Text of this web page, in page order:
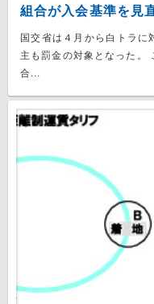
組合が入会基準を見
国交省は４月から白トラに
主も罰金の対象となった。
合...